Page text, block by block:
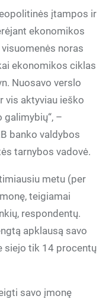
įtampos ir
ekonomikos
noras
ekonomikos ciklas
Nuosavo verslo
vis aktyviau ieško
–
banko valdybos
tarnybos vadovė.
metu (per
teigiamai
respondentų.
apklausą savo
siejo tik 14 procentų
savo įmonę